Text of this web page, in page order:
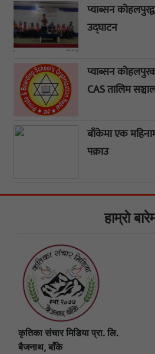
प्याब्सन
उद्घाटन
प्याब्सन
CAS तालिम
बाँकेमा एक
पक्राउ
हाम्राे
कृतिका संचार मिडिया प्रा. लि.
बैजनाथ, बाँके